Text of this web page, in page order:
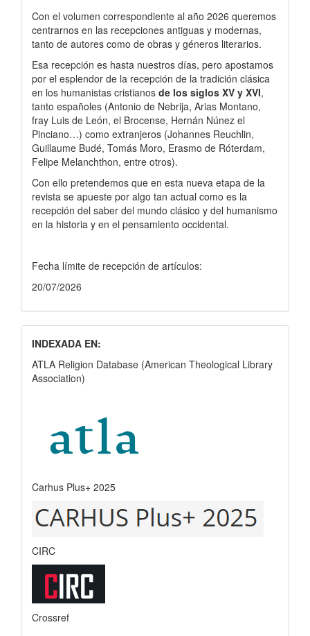
Con el volumen correspondiente al año 2026 queremos
centrarnos en las recepciones antiguas y modernas,
tanto de autores como de obras y géneros literarios.
Esa recepción es hasta nuestros días, pero apostamos
por el esplendor de la recepción de la tradición clásica
en los humanistas cristianos de los siglos XV y XVI,
tanto españoles (Antonio de Nebrija, Arias Montano,
fray Luis de León, el Brocense, Hernán Núnez el
Pinciano…) como extranjeros (Johannes Reuchlin,
Guillaume Budé, Tomás Moro, Erasmo de Róterdam,
Felipe Melanchthon, entre otros).
Con ello pretendemos que en esta nueva etapa de la
revista se apueste por algo tan actual como es la
recepción del saber del mundo clásico y del humanismo
en la historia y en el pensamiento occidental.
Fecha límite de recepción de artículos:
20/07/2026
INDEXADA EN:
ATLA Religion Database (American Theological Library
Association)
Carhus Plus+ 2025
CIRC
Crossref